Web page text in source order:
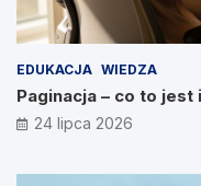
EDUKACJA WIEDZA
Paginacja – co to jest
24 lipca 2026